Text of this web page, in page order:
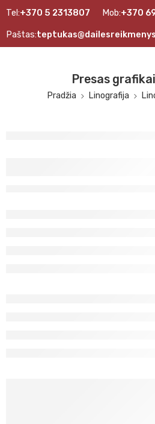
Tel:+370 5 2313807 Mob:+370
Paštas:
Presas
Pradžia Linografija